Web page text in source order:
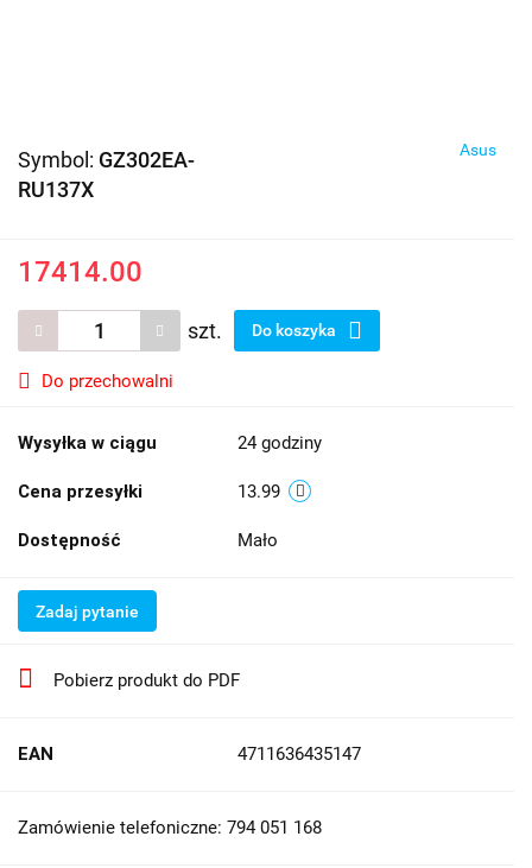
Symbol: GZ302EA-
RU137X
Asus
17414.00
szt. Do koszyka
Do przechowalni
Wysyłka w ciągu 24 godziny
Cena przesyłki 13.99
Dostępność Mało
Zadaj pytanie
Pobierz produkt do PDF
EAN 4711636435147
Zamówienie telefoniczne: 794 051 168